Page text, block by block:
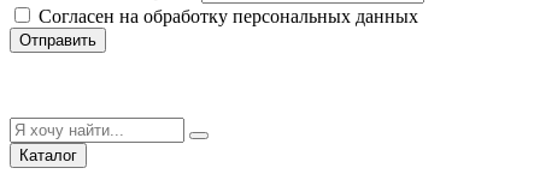
Согласен на обработку персональныx данных
Отправить
Каталог